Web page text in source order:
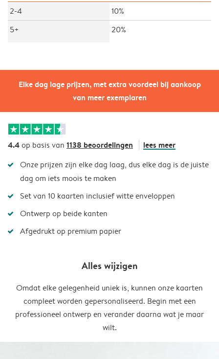
Elke dag lage prijzen, met extra voordeel bij aankoop
van meer exemplaren
2-4
10%
5+
20%
4.4op basis van 1138 beoordelingen lees meer
Onze prijzen zijn elke dag laag, dus elke dag is de juiste
dag om iets moois te maken
Set van 10 kaarten inclusief witte enveloppen
Ontwerp op beide kanten
Afgedrukt op premium papier
Alles wijzigen
Omdat elke gelegenheid uniek is, kunnen onze kaarten
compleet worden gepersonaliseerd. Begin met een
professioneel ontwerp en verander daarna wat je maar
wilt.